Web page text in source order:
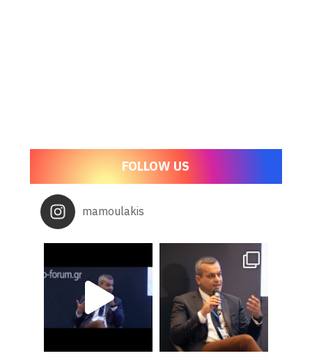
mamoulakis
FOLLOW US